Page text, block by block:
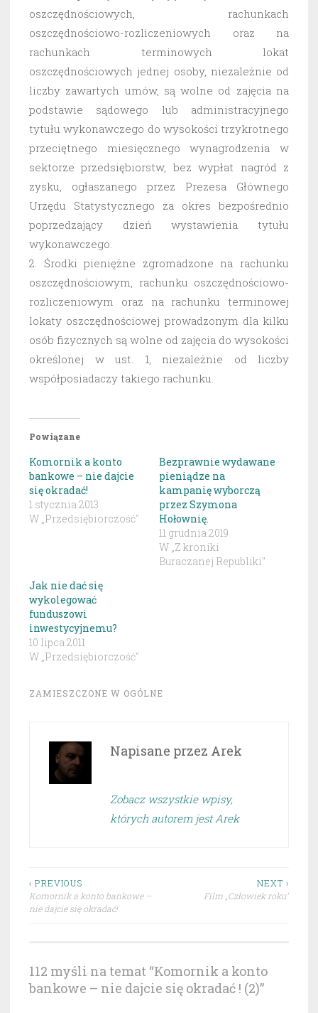
oszczędnościowych, rachunkach
oszczędnościowo-rozliczeniowych oraz na
rachunkach terminowych lokat
oszczędnościowych jednej osoby, niezależnie od
liczby zawartych umów, są wolne od zajęcia na
podstawie sądowego lub administracyjnego
tytułu wykonawczego do wysokości trzykrotnego
przeciętnego miesięcznego wynagrodzenia w
sektorze przedsiębiorstw, bez wypłat nagród z
zysku, ogłaszanego przez Prezesa Głównego
Urzędu Statystycznego za okres bezpośrednio
poprzedzający dzień wystawienia tytułu
wykonawczego.
2. Środki pieniężne zgromadzone na rachunku
oszczędnościowym, rachunku oszczędnościowo-
rozliczeniowym oraz na rachunku terminowej
lokaty oszczędnościowej prowadzonym dla kilku
osób fizycznych są wolne od zajęcia do wysokości
określonej w ust. 1, niezależnie od liczby
współposiadaczy takiego rachunku.
Powiązane
Komornik a konto
bankowe – nie dajcie
się okradać!
1 stycznia 2013
W „Przedsiębiorczość"
Bezprawnie wydawane
pieniądze na
kampanię wyborczą
przez Szymona
Hołownię.
11 grudnia 2019
W „Z kroniki
Buraczanej Republiki"
Jak nie dać się
wykolegować
funduszowi
inwestycyjnemu?
10 lipca 2011
W „Przedsiębiorczość"
ZAMIESZCZONE W OGÓLNE
Napisane przez Arek
Zobacz wszystkie wpisy,
których autorem jest Arek
Nawigacja
wpisu
‹ PREVIOUS
Komornik a konto bankowe –
nie dajcie się okradać!
NEXT ›
Film „Człowiek roku”
112 myśli na temat “Komornik a konto
bankowe – nie dajcie się okradać ! (2)”